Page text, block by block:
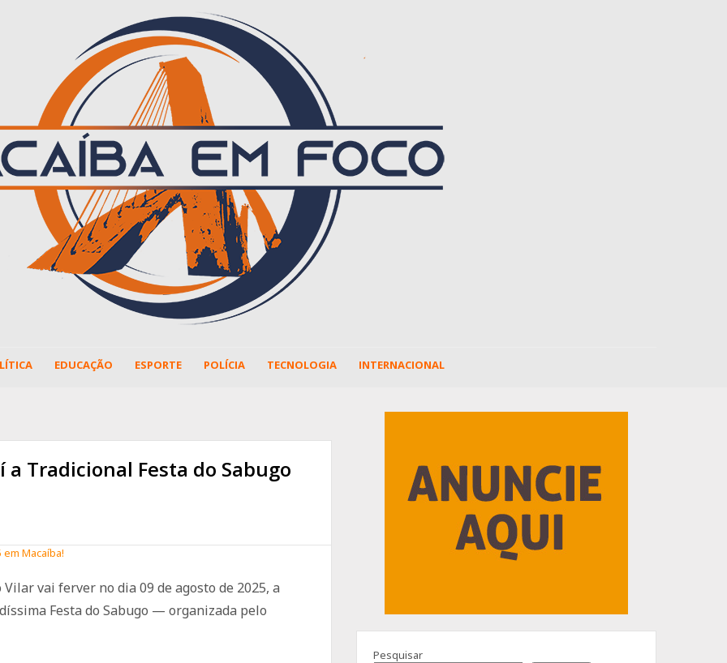
EDUCAÇÃO ESPORTE POLÍCIA TECNOLOGIA INTERNACIONAL
Tradicional Festa do Sabugo
vai ferver no dia 09 de agosto de 2025, a
Festa do Sabugo — organizada pelo
Pesquisar